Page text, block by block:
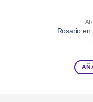
Rosario en